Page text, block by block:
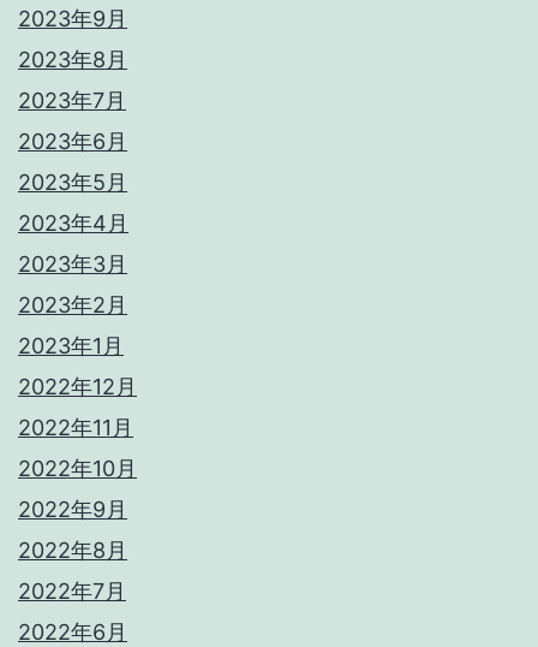
2023年9月
2023年8月
2023年7月
2023年6月
2023年5月
2023年4月
2023年3月
2023年2月
2023年1月
2022年12月
2022年11月
2022年10月
2022年9月
2022年8月
2022年7月
2022年6月